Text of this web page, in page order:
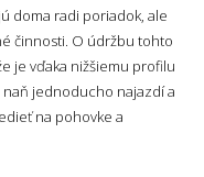
doma radi poriadok, ale
činnosti. O údržbu tohto
je vďaka nižšiemu profilu
naň jednoducho najazdí a
na pohovke a